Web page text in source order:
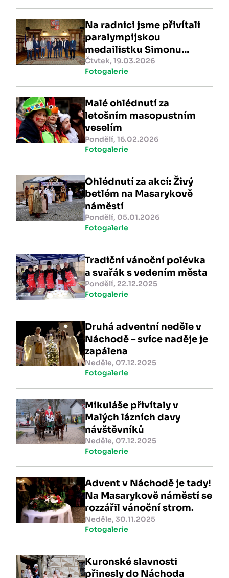
Na radnici jsme přivítali
paralympijskou
medailistku Simonu
Bubeníčkovou
Čtvtek, 19.03.2026
Fotogalerie
Malé ohlédnutí za
letošním masopustním
veselím
Pondělí, 16.02.2026
Fotogalerie
Ohlédnutí za akcí: Živý
betlém na Masarykově
náměstí
Pondělí, 05.01.2026
Fotogalerie
Tradiční vánoční polévka
a svařák s vedením města
Pondělí, 22.12.2025
Fotogalerie
Druhá adventní neděle v
Náchodě – svíce naděje je
zapálena
Neděle, 07.12.2025
Fotogalerie
Mikuláše přivítaly v
Malých lázních davy
návštěvníků
Neděle, 07.12.2025
Fotogalerie
Advent v Náchodě je tady!
Na Masarykově náměstí se
rozzářil vánoční strom.
Neděle, 30.11.2025
Fotogalerie
Kuronské slavnosti
přinesly do Náchoda